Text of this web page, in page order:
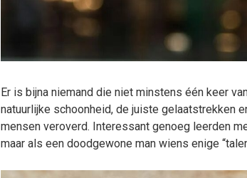
Er is bijna niemand die niet minstens één keer
natuurlijke schoonheid, de juiste gelaatstrekken
mensen veroverd. Interessant genoeg leerden
maar als een doodgewone man wiens enige